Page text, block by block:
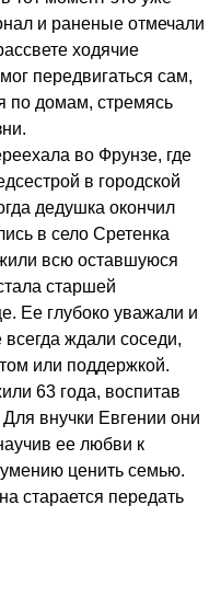
и раненые отмечали
ходячие
передвигаться сам,
по домам, стремясь
во Фрунзе, где
в городской
дедушка окончил
в село Сретенка
всю оставшуюся
старшей
Ее глубоко уважали и
ждали соседи,
или поддержкой.
63 года, воспитав
внучки Евгении они
ее любви к
ценить семью.
старается передать